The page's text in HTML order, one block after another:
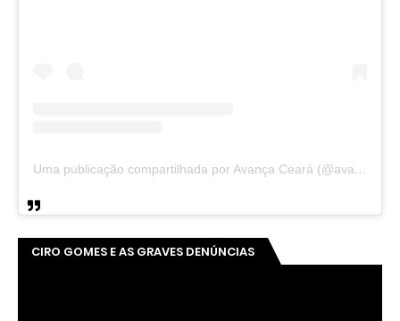
Uma publicação compartilhada por Avança Ceará (@avancaceara)
CIRO GOMES E AS GRAVES DENÚNCIAS